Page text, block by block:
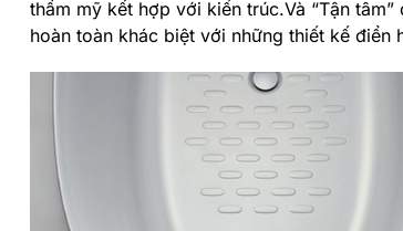
thẩm mỹ kết hợp với kiến trúc.Và “Tận
hoàn toàn khác biệt với những thiết kế điển